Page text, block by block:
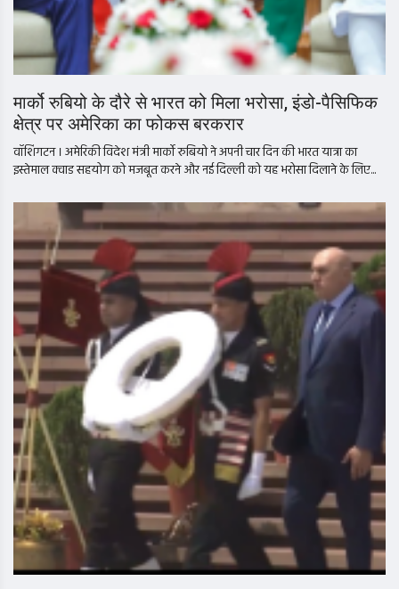
मार्को रुबियो के दौरे से भारत को मिला भरोसा, इंडो-पैसिफिक
क्षेत्र पर अमेरिका का फोकस बरकरार
वॉशिंगटन । अमेरिकी विदेश मंत्री मार्को रुबियो ने अपनी चार दिन की भारत यात्रा का
इस्तेमाल क्वाड सहयोग को मजबूत करने और नई दिल्ली को यह भरोसा दिलाने के लिए...